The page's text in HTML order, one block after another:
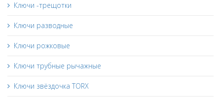
Ключи -трещотки
Ключи разводные
Ключи рожковые
Ключи трубные рычажные
Ключи звёздочка TORX